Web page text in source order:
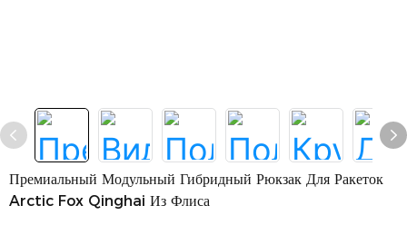
Премиальный Модульный Гибридный Рюкзак Для Ракеток
Arctic Fox Qinghai Из Флиса